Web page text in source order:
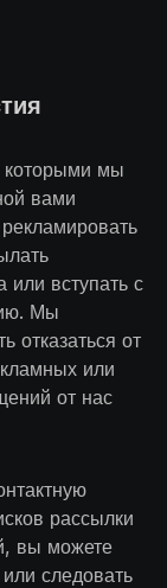
которыми мы
вами
вступать с
Мы
отказаться от
или
от нас
рассылки
вы можете
следовать